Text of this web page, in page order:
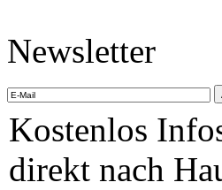
Newsletter
Kostenlos
direkt nach